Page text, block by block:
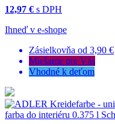
12,97 € s DPH
Ihneď v e-shope
Zásielkovňa od 3,90 €
Miešame pre Vás
Vhodné k deťom